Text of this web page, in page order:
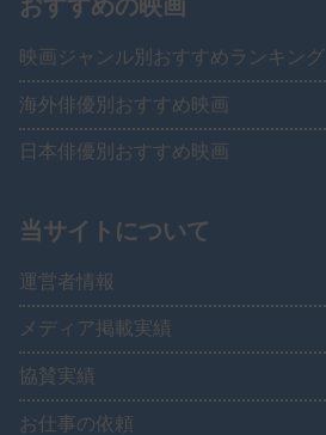
おすすめの映画
映画ジャンル別おすすめランキング
海外俳優別おすすめ映画
日本俳優別おすすめ映画
当サイトについて
運営者情報
メディア掲載実績
協賛実績
お仕事の依頼